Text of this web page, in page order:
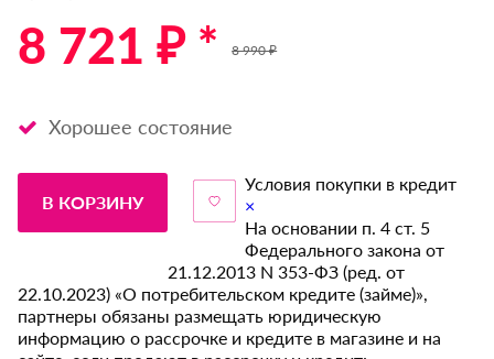
8 721 ₽ * 8 990 ₽
Хорошее состояние
В КОРЗИНУ
Условия покупки в кредит
×
На основании п. 4 ст. 5
Федерального закона от
21.12.2013 N 353-ФЗ (ред. от
22.10.2023) «О потребительском кредите (займе)»,
партнеры обязаны размещать юридическую
информацию о рассрочке и кредите в магазине и на